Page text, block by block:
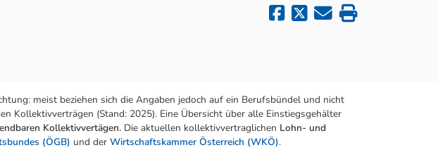
meist beziehen sich die Angaben jedoch auf ein Berufsbündel und nicht
Kollektivverträgen (Stand: 2025). Eine Übersicht über alle Einstiegsgehälter
Kollektivvertägen. Die aktuellen kollektivvertraglichen Lohn- und
(ÖGB) und der Wirtschaftskammer Österreich (WKÖ).